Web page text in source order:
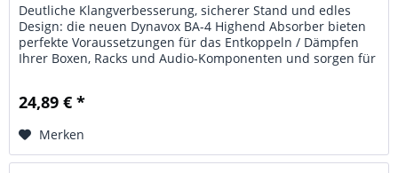
Deutliche Klangverbesserung, sicherer Stand und edles
Design: die neuen Dynavox BA-4 Highend Absorber bieten
perfekte Voraussetzungen für das Entkoppeln / Dämpfen
Ihrer Boxen, Racks und Audio-Komponenten und sorgen für
24,89 € *
Merken